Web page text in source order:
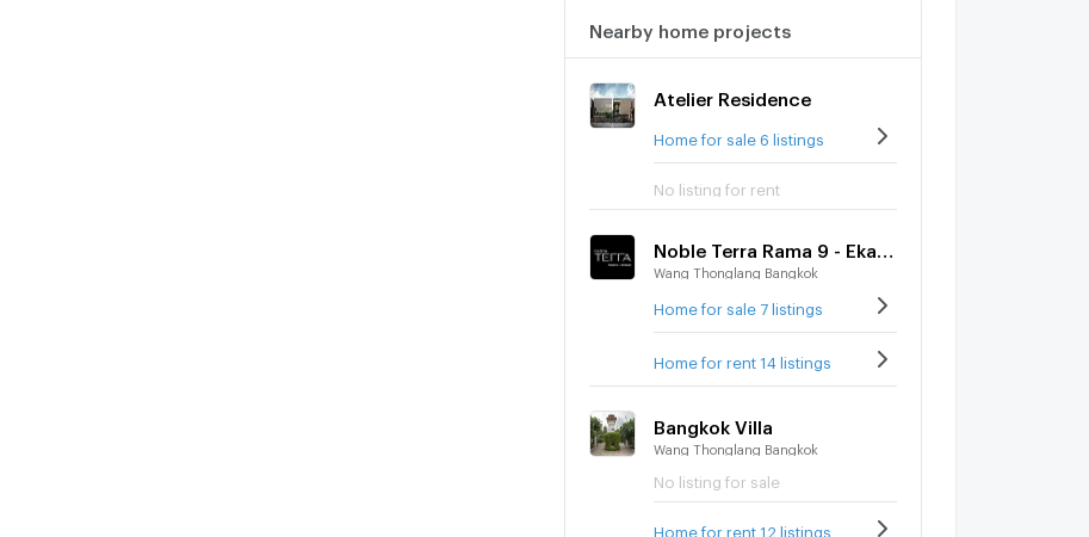
Nearby home projects
Atelier Residence
Home for sale 6 listings
No listing for rent
Wang Thonglang Bangkok
Home for sale 7 listings
Home for rent 14 listings
Bangkok Villa
Wang Thonglang Bangkok
No listing for sale
Home for rent 12 listings